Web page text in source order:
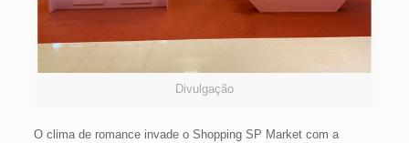
Divulgação
O clima de romance invade o Shopping SP Market com a